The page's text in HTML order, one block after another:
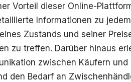
Vorteil dieser Online-
Informationen zu
Zustands und seiner
zu treffen. Darüber hinaus
zwischen Käufern
den Bedarf an